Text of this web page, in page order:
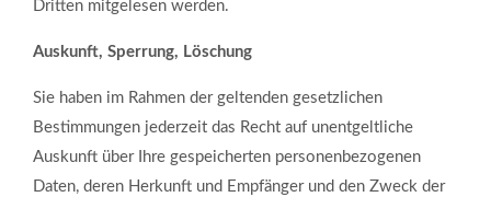
Dritten mitgelesen werden.
Auskunft, Sperrung, Löschung
Sie haben im Rahmen der geltenden gesetzlichen
Bestimmungen jederzeit das Recht auf unentgeltliche
Auskunft über Ihre gespeicherten personenbezogenen
Daten, deren Herkunft und Empfänger und den Zweck der